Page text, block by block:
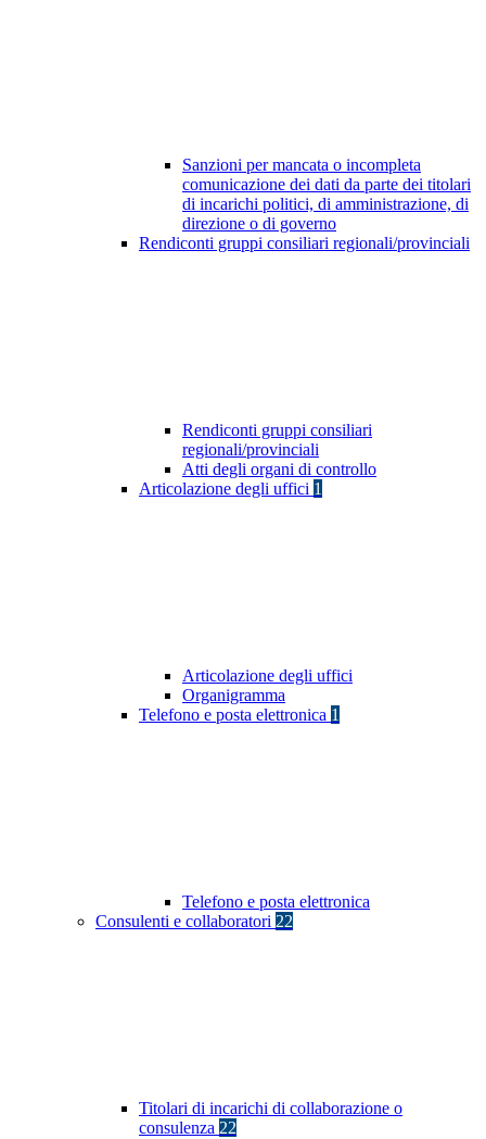
Sanzioni per mancata o incompleta
comunicazione dei dati da parte dei titolari
di incarichi politici, di amministrazione, di
direzione o di governo
Rendiconti gruppi consiliari regionali/provinciali
Rendiconti gruppi consiliari
regionali/provinciali
Atti degli organi di controllo
Articolazione degli uffici 1
Articolazione degli uffici
Organigramma
Telefono e posta elettronica 1
Telefono e posta elettronica
Consulenti e collaboratori 22
Titolari di incarichi di collaborazione o
consulenza 22